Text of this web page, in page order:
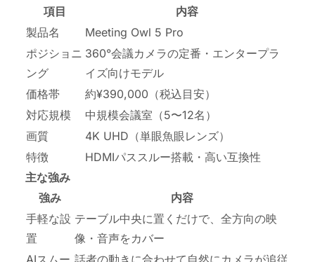
項目
内容
製品名
Meeting Owl 5 Pro
ポジショニ
ング
360°会議カメラの定番・エンタープラ
イズ向けモデル
価格帯
約¥390,000（税込目安）
対応規模
中規模会議室（5〜12名）
画質
4K UHD（単眼魚眼レンズ）
特徴
HDMIパススルー搭載・高い互換性
主な強み
強み
内容
手軽な設
置
テーブル中央に置くだけで、全方向の映
像・音声をカバー
AIスムー 話者の動きに合わせて自然にカメラが追従